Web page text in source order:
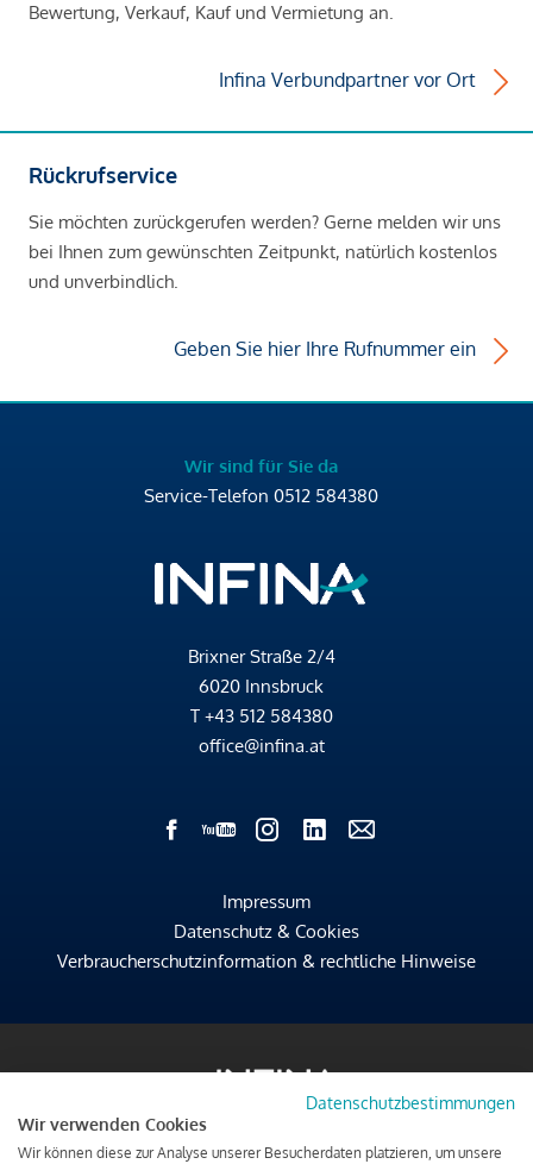
Bewertung, Verkauf, Kauf und Vermietung an.
Infina Verbundpartner vor Ort
Rückrufservice
Sie möchten zurückgerufen werden? Gerne melden wir uns
bei Ihnen zum gewünschten Zeitpunkt, natürlich kostenlos
und unverbindlich.
Geben Sie hier Ihre Rufnummer ein
Wir sind für Sie da
Service-Telefon 0512 584380
Brixner Straße 2/4
6020 Innsbruck
T +43 512 584380
office@infina.at
Impressum
Datenschutz & Cookies
Verbraucherschutzinformation & rechtliche Hinweise
Datenschutzbestimmungen
Wir verwenden Cookies
Wir können diese zur Analyse unserer Besucherdaten platzieren, um unsere